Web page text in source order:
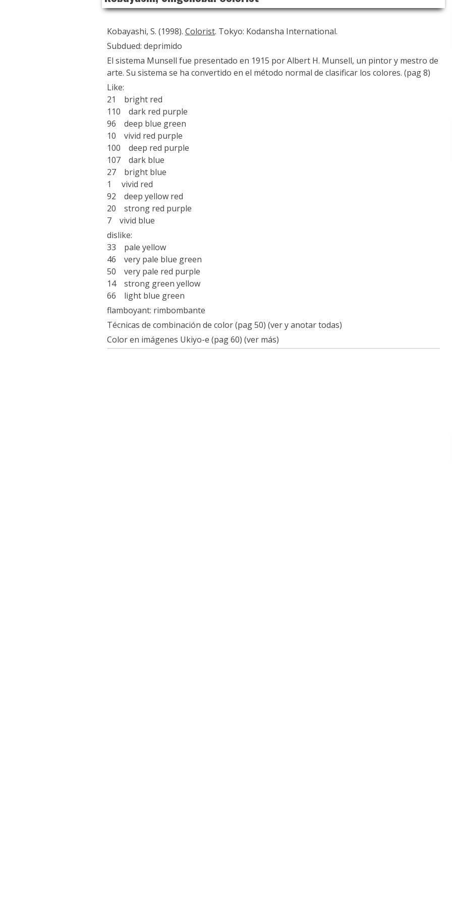
Kobayashi, S. (1998). Colorist. Tokyo: Kodansha International.
Subdued: deprimido
El sistema Munsell fue presentado en 1915 por Albert H. Munsell, un pintor y mestro de
arte. Su sistema se ha convertido en el método normal de clasificar los colores. (pag 8)
Like:
21 bright red
110 dark red purple
96 deep blue green
10 vivid red purple
100 deep red purple
107 dark blue
27 bright blue
1 vivid red
92 deep yellow red
20 strong red purple
7 vivid blue
dislike:
33 pale yellow
46 very pale blue green
50 very pale red purple
14 strong green yellow
66 light blue green
flamboyant: rimbombante
Técnicas de combinación de color (pag 50) (ver y anotar todas)
Color en imágenes Ukiyo-e (pag 60) (ver más)